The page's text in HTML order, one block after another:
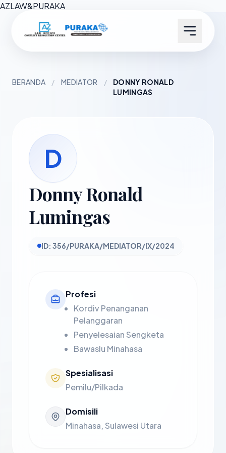
AZLAW&PURAKA
BERANDA / MEDIATOR /
DONNY RONALD
LUMINGAS
D
Donny Ronald
Lumingas
ID: 356/PURAKA/MEDIATOR/IX/2024
Profesi
Kordiv Penanganan
Pelanggaran
Penyelesaian Sengketa
Bawaslu Minahasa
Spesialisasi
Pemilu/Pilkada
Domisili
Minahasa, Sulawesi Utara